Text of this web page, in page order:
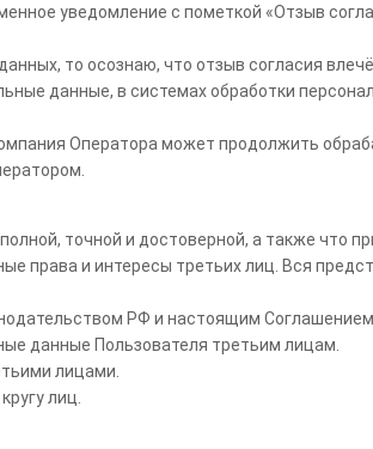
уведомление с пометкой «Отзыв
то осознаю, что отзыв согласия
данные, в системах обработки
Оператора может продолжить
точной и достоверной, а также что
права и интересы третьих лиц. Вся
РФ и настоящим
данные Пользователя третьим лицам.
лицами.
лиц.